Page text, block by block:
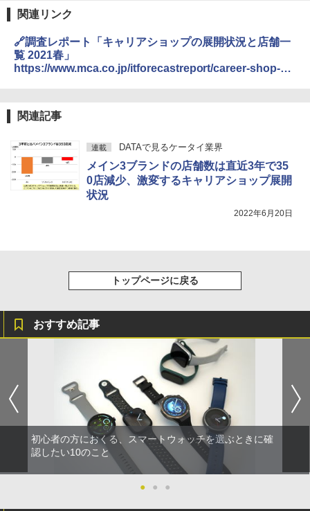
関連リンク
🔗調査レポート「キャリアショップの展開状況と店舗一
覧 2021春」
https://www.mca.co.jp/itforecastreport/career-shop-
関連記事
連載 DATAで見るケータイ業界
メイン3ブランドの店舗数は直近3年で35
0店減少、激変するキャリアショップ展開
状況
2022年6月20日
トップページに戻る
おすすめ記事
初心者の方におくる、スマートウォッチを選ぶときに確
認したい10のこと
● ● ●